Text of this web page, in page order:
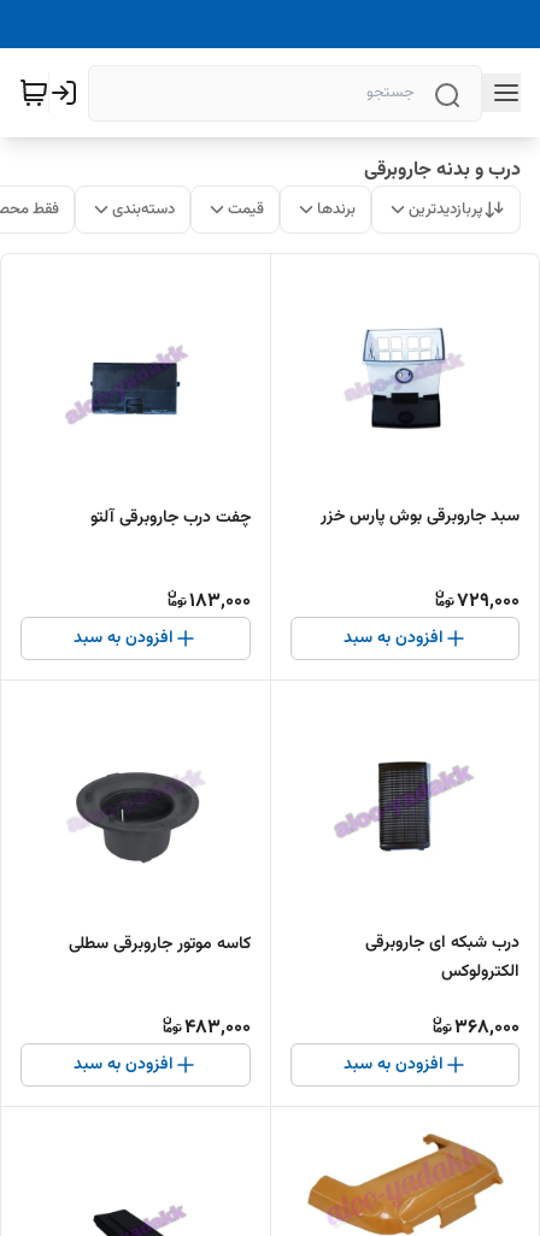
درب و بدنه جاروبرقی
پربازدیدترین برندها قیمت دسته‌بندی فقط
سبد جاروبرقی بوش پارس خزر
729,000
افزودن به سبد
چفت درب جاروبرقی آلتو
183,000
افزودن به سبد
درب شبکه ای جاروبرقی
الکترولوکس
368,000
افزودن به سبد
کاسه موتور جاروبرقی سطلی
483,000
افزودن به سبد